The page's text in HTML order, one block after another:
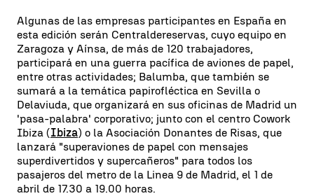
Algunas de las empresas participantes en España en
esta edición serán Centraldereservas, cuyo equipo en
Zaragoza y Aínsa, de más de 120 trabajadores,
participará en una guerra pacífica de aviones de papel,
entre otras actividades; Balumba, que también se
sumará a la temática papirofléctica en Sevilla o
Delaviuda, que organizará en sus oficinas de Madrid un
'pasa-palabra' corporativo; junto con el centro Cowork
Ibiza (Ibiza) o la Asociación Donantes de Risas, que
lanzará "superaviones de papel con mensajes
superdivertidos y supercañeros" para todos los
pasajeros del metro de la Linea 9 de Madrid, el 1 de
abril de 17.30 a 19.00 horas.